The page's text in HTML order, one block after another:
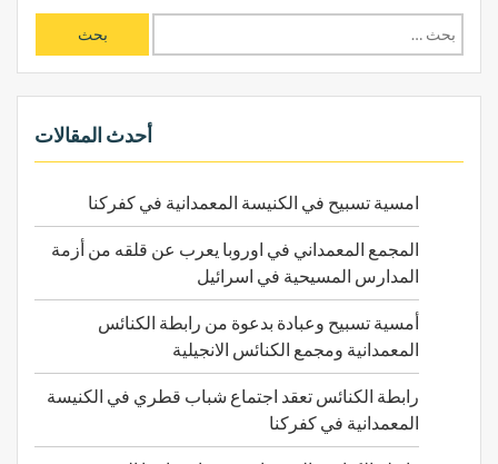
ا
ل
ت
ل
ب
ع
أحدث المقالات
امسية تسبيح في الكنيسة المعمدانية في كفركنا
المجمع المعمداني في اوروبا يعرب عن قلقه من أزمة
المدارس المسيحية في اسرائيل
أمسية تسبيح وعبادة بدعوة من رابطة الكنائس
المعمدانية ومجمع الكنائس الانجيلية
رابطة الكنائس تعقد اجتماع شباب قطري في الكنيسة
المعمدانية في كفركنا